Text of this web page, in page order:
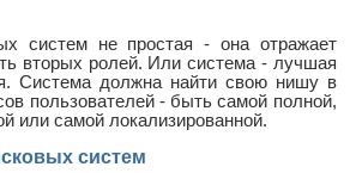
систем не простая - она отражает
вторых ролей. Или система - лучшая
Система должна найти свою нишу в
пользователей - быть самой полной,
или самой локализированной.
систем